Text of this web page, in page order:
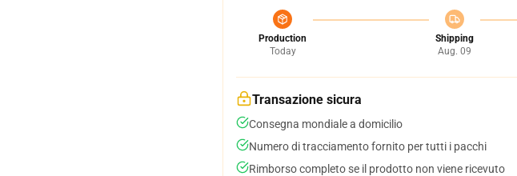
Production
Today
Shipping
Aug. 09
Transazione sicura
Consegna mondiale a domicilio
Numero di tracciamento fornito per tutti i pacchi
Rimborso completo se il prodotto non viene ricevuto